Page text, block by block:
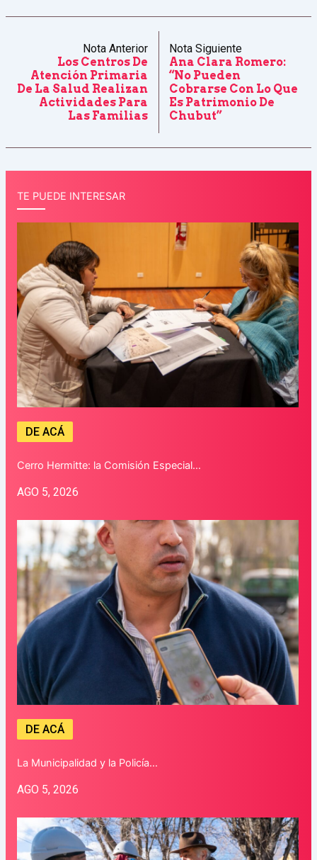
Nota Anterior
Los Centros De
Atención Primaria
De La Salud Realizan
Actividades Para
Las Familias
Nota Siguiente
Ana Clara Romero:
“No Pueden
Cobrarse Con Lo Que
Es Patrimonio De
Chubut”
TE PUEDE INTERESAR
DE ACÁ
Cerro Hermitte: la Comisión Especial…
AGO 5, 2026
DE ACÁ
La Municipalidad y la Policía…
AGO 5, 2026